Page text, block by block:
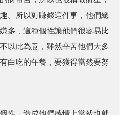
。所以對賺錢這件事，他們總
多，這種個性讓他們很容易比
以此為意，雖然辛苦他們大多
白吃的午餐，要獲得當然要努